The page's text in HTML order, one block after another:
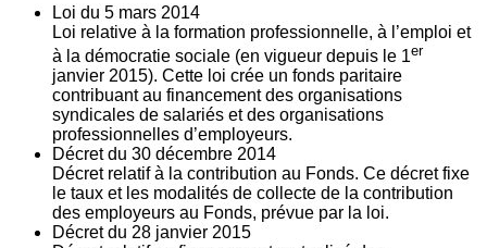
Loi du 5 mars 2014
Loi relative à la formation professionnelle, à l’emploi et
à la démocratie sociale (en vigueur depuis le 1er
janvier 2015). Cette loi crée un fonds paritaire
contribuant au financement des organisations
syndicales de salariés et des organisations
professionnelles d’employeurs.
Décret du 30 décembre 2014
Décret relatif à la contribution au Fonds. Ce décret fixe
le taux et les modalités de collecte de la contribution
des employeurs au Fonds, prévue par la loi.
Décret du 28 janvier 2015